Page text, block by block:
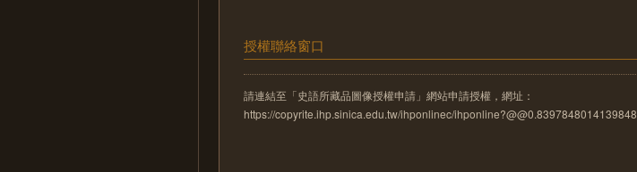
授權聯絡窗口
請連結至「史語所藏品圖像授權申請」網站申請授權，網址：
https://copyrite.ihp.sinica.edu.tw/ihponlinec/ihponline?@@0.8397848014139848